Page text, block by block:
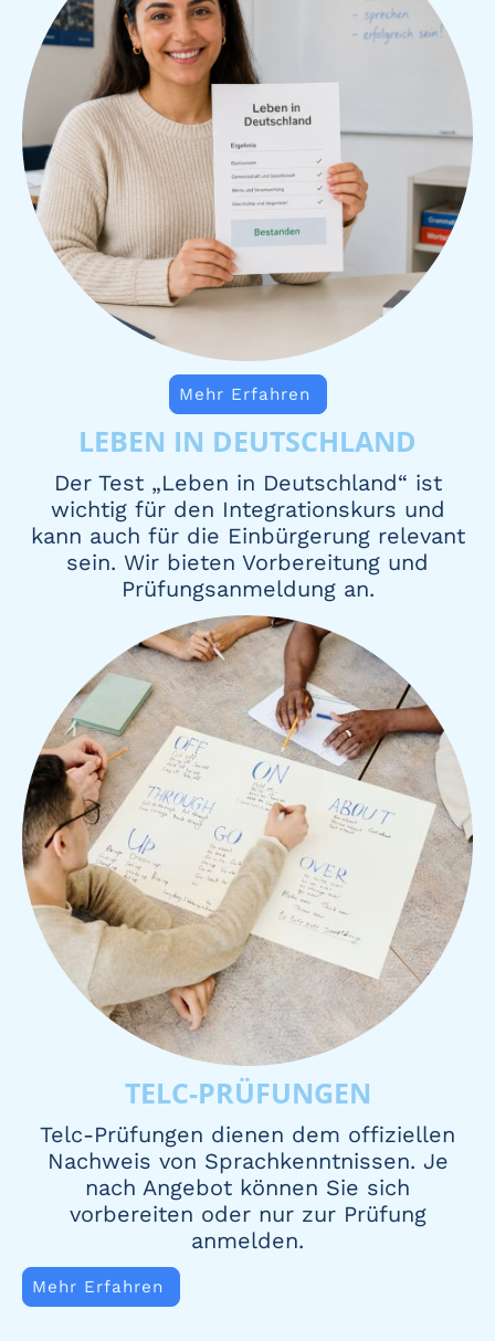
Mehr Erfahren
LEBEN IN DEUTSCHLAND
Der Test „Leben in Deutschland“ ist
wichtig für den Integrationskurs und
kann auch für die Einbürgerung relevant
sein. Wir bieten Vorbereitung und
Prüfungsanmeldung an.
TELC-PRÜFUNGEN
Telc-Prüfungen dienen dem offiziellen
Nachweis von Sprachkenntnissen. Je
nach Angebot können Sie sich
vorbereiten oder nur zur Prüfung
anmelden.
Mehr Erfahren